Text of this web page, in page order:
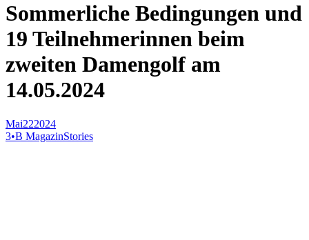
Sommerliche Bedingungen und
19 Teilnehmerinnen beim
zweiten Damengolf am
14.05.2024
Mai222024
3•B MagazinStories